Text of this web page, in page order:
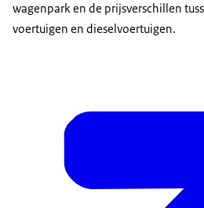
wagenpark en de prijsverschillen
voertuigen en dieselvoertuigen.